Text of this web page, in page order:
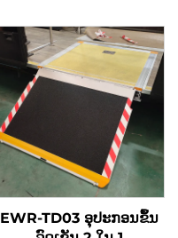
EWR-TD03 ອຸປະກອນຂຶ້ນ